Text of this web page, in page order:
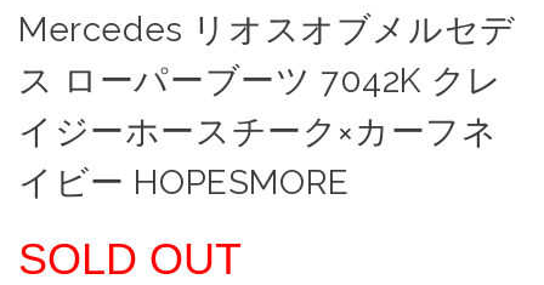
Mercedes リオスオブメルセデ
ス ローパーブーツ 7042K クレ
イジーホースチーク×カーフネ
イビー HOPESMORE
SOLD OUT